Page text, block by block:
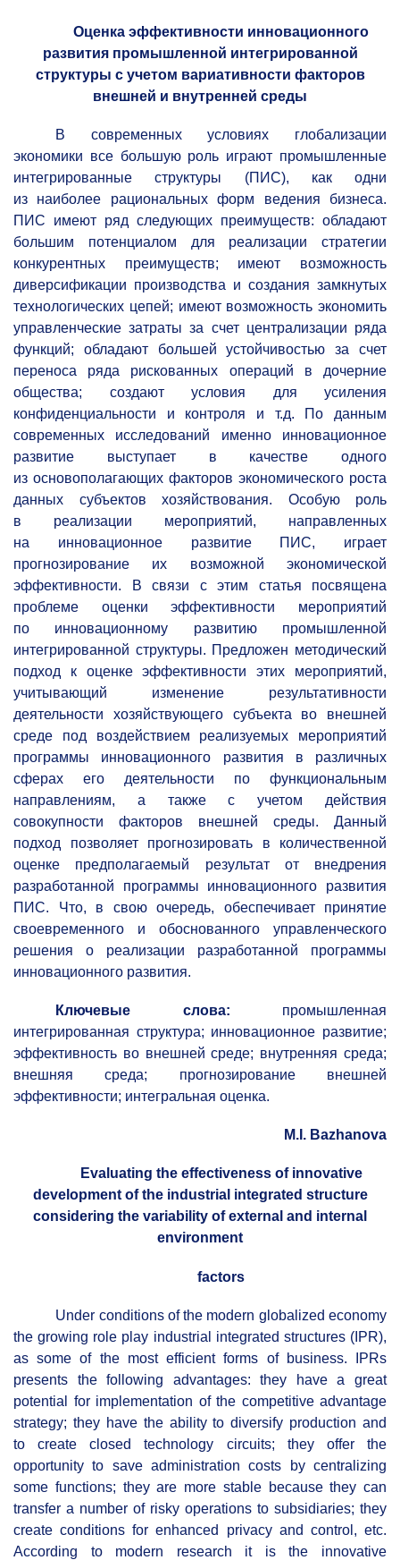
Оценка эффективности инновационного
развития промышленной интегрированной
структуры с учетом вариативности факторов
внешней и внутренней среды
В современных условиях глобализации
экономики все большую роль играют промышленные
интегрированные структуры (ПИС), как одни
из наиболее рациональных форм ведения бизнеса.
ПИС имеют ряд следующих преимуществ: обладают
большим потенциалом для реализации стратегии
конкурентных преимуществ; имеют возможность
диверсификации производства и создания замкнутых
технологических цепей; имеют возможность экономить
управленческие затраты за счет централизации ряда
функций; обладают большей устойчивостью за счет
переноса ряда рискованных операций в дочерние
общества; создают условия для усиления
конфиденциальности и контроля и т.д. По данным
современных исследований именно инновационное
развитие выступает в качестве одного
из основополагающих факторов экономического роста
данных субъектов хозяйствования. Особую роль
в реализации мероприятий, направленных
на инновационное развитие ПИС, играет
прогнозирование их возможной экономической
эффективности. В связи с этим статья посвящена
проблеме оценки эффективности мероприятий
по инновационному развитию промышленной
интегрированной структуры. Предложен методический
подход к оценке эффективности этих мероприятий,
учитывающий изменение результативности
деятельности хозяйствующего субъекта во внешней
среде под воздействием реализуемых мероприятий
программы инновационного развития в различных
сферах его деятельности по функциональным
направлениям, а также с учетом действия
совокупности факторов внешней среды. Данный
подход позволяет прогнозировать в количественной
оценке предполагаемый результат от внедрения
разработанной программы инновационного развития
ПИС. Что, в свою очередь, обеспечивает принятие
своевременного и обоснованного управленческого
решения о реализации разработанной программы
инновационного развития.
Ключевые слова: промышленная
интегрированная структура; инновационное развитие;
эффективность во внешней среде; внутренняя среда;
внешняя среда; прогнозирование внешней
эффективности; интегральная оценка.
M.I. Bazhanova
Evaluating the effectiveness of innovative
development of the industrial integrated structure
considering the variability of external and internal
environment
factors
Under conditions of the modern globalized economy
the growing role play industrial integrated structures (IPR),
as some of the most efficient forms of business. IPRs
presents the following advantages: they have a great
potential for implementation of the competitive advantage
strategy; they have the ability to diversify production and
to create closed technology circuits; they offer the
opportunity to save administration costs by centralizing
some functions; they are more stable because they can
transfer a number of risky operations to subsidiaries; they
create conditions for enhanced privacy and control, etc.
According to modern research it is the innovative